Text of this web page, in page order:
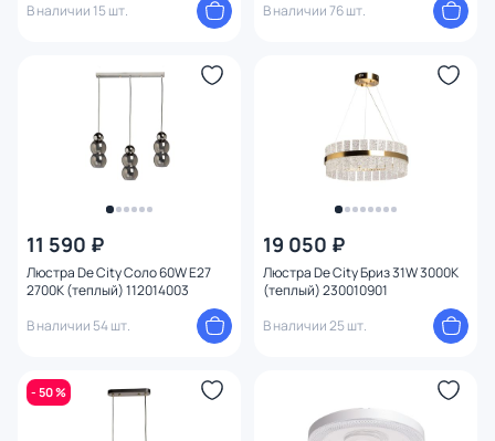
В наличии 15 шт.
В наличии 76 шт.
11 590 ₽
Люстра De City Соло 60W E27
2700К (теплый) 112014003
В наличии 54 шт.
19 050 ₽
Люстра De City Бриз 31W 3000К
(теплый) 230010901
В наличии 25 шт.
- 50 %